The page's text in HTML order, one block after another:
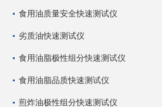
食用油质量安全快速测试仪
劣质油快速测试仪
食用油脂极性组分快速测试仪
食用油脂品质快速测试仪
煎炸油极性组分快速测试仪